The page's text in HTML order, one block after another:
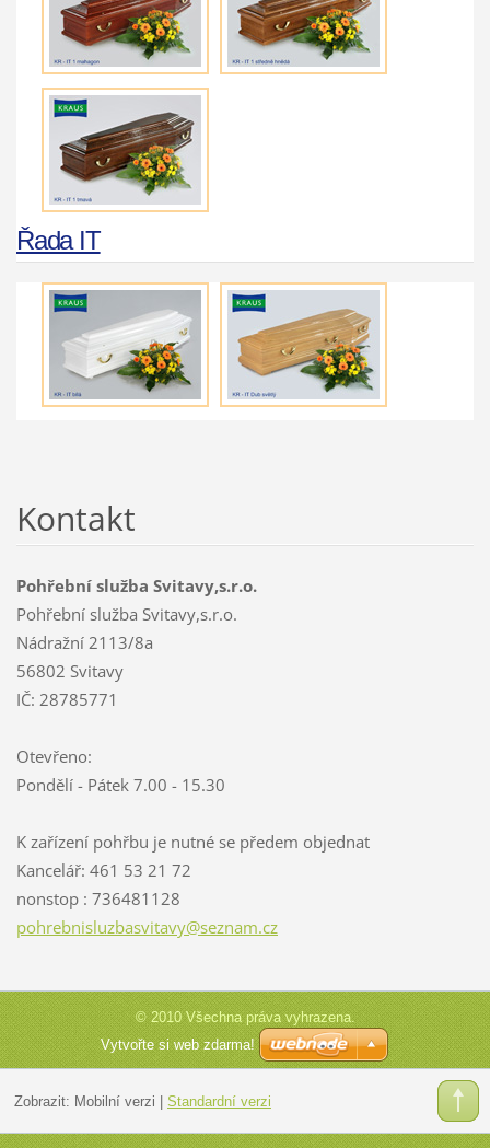
Řada IT
Kontakt
Pohřební služba Svitavy,s.r.o.
Pohřební služba Svitavy,s.r.o.
Nádražní 2113/8a
56802 Svitavy
IČ: 28785771
Otevřeno:
Pondělí - Pátek 7.00 - 15.30
K zařízení pohřbu je nutné se předem objednat
Kancelář: 461 53 21 72
nonstop : 736481128
pohrebnisluzbasvitavy@seznam.cz
© 2010 Všechna práva vyhrazena.
Vytvořte si web zdarma!
Zobrazit: Mobilní verzi Standardní verzi